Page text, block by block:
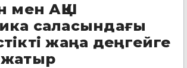
мен АҚШ
саласындағы
жаңа деңгейге
жатыр